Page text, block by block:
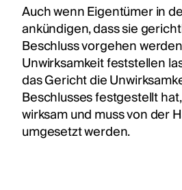
Auch wenn Eigentümer in
ankündigen, dass sie
Beschluss vorgehen
Unwirksamkeit feststellen
das Gericht die
Beschlusses festgestellt
wirksam und muss von der
umgesetzt werden.